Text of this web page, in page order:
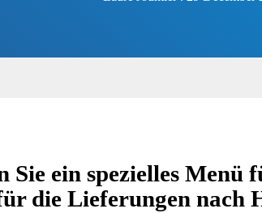
Sie ein spezielles Menü
die Lieferungen nach